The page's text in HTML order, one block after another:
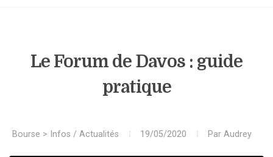
Le Forum de Davos : guide
pratique
Bourse > Infos / Actualités 19/05/2020 Par Audrey